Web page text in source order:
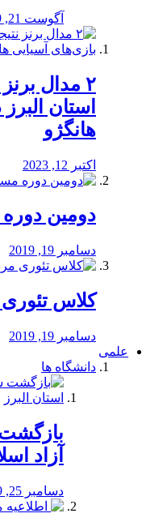
آگوست 21, 2019
استان
هانگژو
اکتبر 12, 2023
دومین
دسامبر 19, 2019
کلاس تئوری
دسامبر 19, 2019
علمی
دانشگاه ها
آزاد
دسامبر 25, 2019